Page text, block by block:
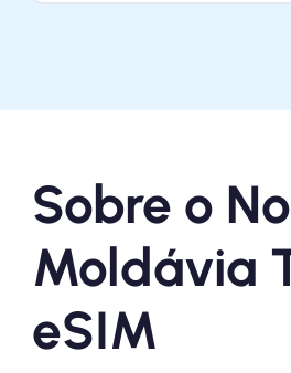
Sobre o
Moldávia
eSIM